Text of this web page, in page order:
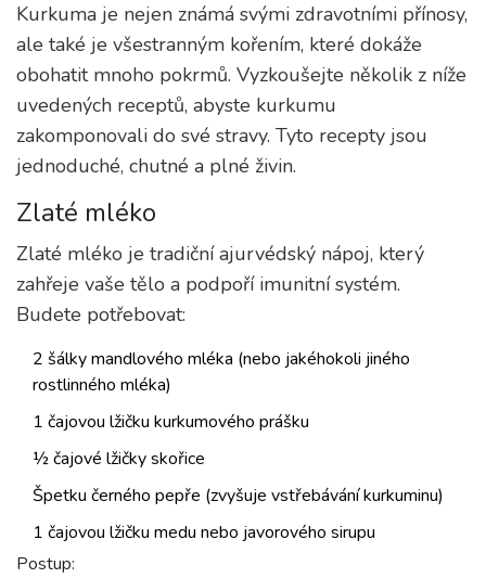
Kurkuma je nejen známá svými zdravotními přínosy,
ale také je všestranným kořením, které dokáže
obohatit mnoho pokrmů. Vyzkoušejte několik z níže
uvedených receptů, abyste kurkumu
zakomponovali do své stravy. Tyto recepty jsou
jednoduché, chutné a plné živin.
Zlaté mléko
Zlaté mléko je tradiční ajurvédský nápoj, který
zahřeje vaše tělo a podpoří imunitní systém.
Budete potřebovat:
2 šálky mandlového mléka (nebo jakéhokoli jiného
rostlinného mléka)
1 čajovou lžičku kurkumového prášku
½ čajové lžičky skořice
Špetku černého pepře (zvyšuje vstřebávání kurkuminu)
1 čajovou lžičku medu nebo javorového sirupu
Postup: